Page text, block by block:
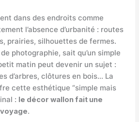
dans des endroits comme
l’absence d’urbanité : routes
prairies, silhouettes de fermes.
photographie, sait qu’un simple
matin peut devenir un sujet :
d’arbres, clôtures en bois… La
cette esthétique “simple mais
: le décor wallon fait une
.